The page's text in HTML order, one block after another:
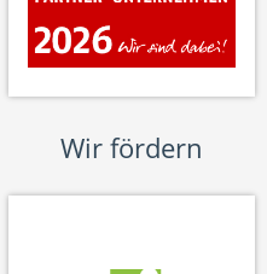
Wir fördern